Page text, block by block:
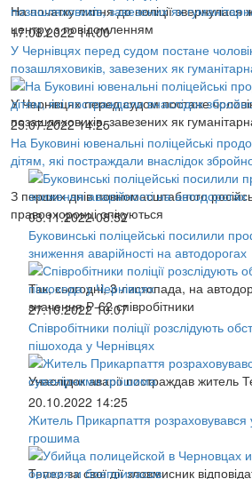
На початку липня до поліції звернулася
центру з повідомленням
17.08.2022 11:00
У Чернівцях перед судом постане
позашляховиків, завезених як
У Чернівцях перед судом постане
позашляховиків, завезених як
25.07.2022 14:25
На Буковині ювенальні поліцейські
дітям, які постраждали внаслідок
З перших днів повномасштабного
правоохоронці опікуються
03.11.2022 08:52
Буковинські поліцейські посилили
зниження аварійності на автодорогах
Так, сьогодні, 3 листопада, на
значення Р-62 співробітники
27.10.2022 10:07
Співробітники поліції розслідують
пішохода у Чернівцях
Унаслідок аварії постраждав житель
20.10.2022 14:25
Житель Прикарпаття розраховувався
грошима
Тепер за свої дії зловмисник